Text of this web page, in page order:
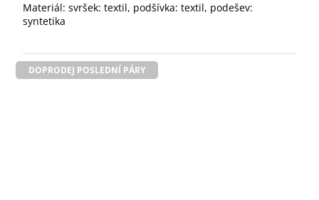
Materiál: svršek: textil, podšívka: textil, podešev:
syntetika
DOPRODEJ POSLEDNÍ PÁRY